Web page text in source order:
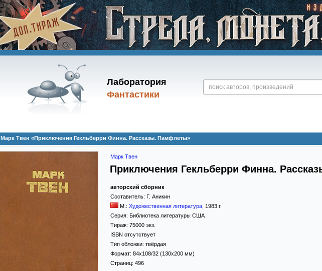
Лаборатория
Фантастики
Марк Твен «Приключения Гекльберри Финна. Рассказы. Памфлеты»
Марк Твен
Приключения Гекльберри Финна.
авторский сборник
Составитель: Г. Аникин
М.: Художественная литература 1983 г.
Серия: Библиотека литературы США
Тираж: 75000 экз.
ISBN отсутствует
Тип обложки: твёрдая
Формат: 84x108/32 (130x200 мм)
Страниц: 496